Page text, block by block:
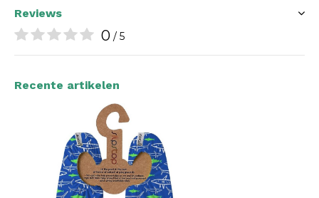
Reviews
0 / 5
Recente artikelen